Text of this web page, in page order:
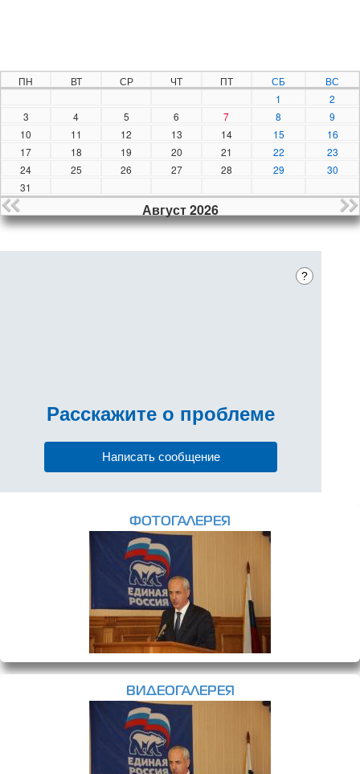
ПН ВТ СР ЧТ ПТ СБ
ВС
1
2
3
4 5 6 7 8
9
10
11 12 13 14 15
16
17
18 19 20 21 22
23
24
25 26 27 28 29
30
31
Август 2026
?
Расскажите о проблеме
Написать сообщение
ФОТОГАЛЕРЕЯ
ВИДЕОГАЛЕРЕЯ